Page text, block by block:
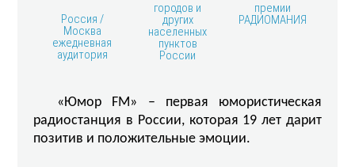
Россия /
Москва
ежедневная
аудитория
городов и
других
населенных
пунктов
России
премии
РАДИОМАНИЯ
«Юмор FM» – первая юмористическая
радиостанция в России, которая 19 лет дарит
позитив и положительные эмоции.